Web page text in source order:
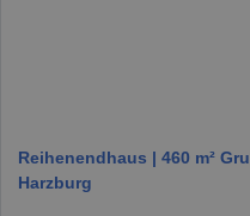
Reihenendhaus | 460 m²
Harzburg